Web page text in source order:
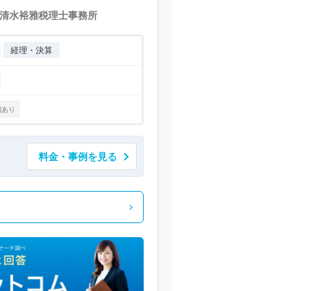
水裕雅税理士事務所
経理・決算
り
料金・事例を見る